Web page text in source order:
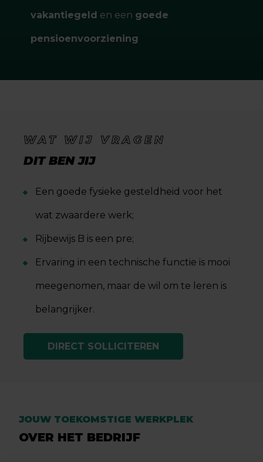
vakantiegeld en een goede
pensioenvoorziening
WAT WIJ VRAGEN
DIT BEN JIJ
Een goede fysieke gesteldheid voor het
wat zwaardere werk;
Rijbewijs B is een pre;
Ervaring in een technische functie is mooi
meegenomen, maar de wil om te leren is
belangrijker.
DIRECT SOLLICITEREN
JOUW TOEKOMSTIGE WERKPLEK
OVER HET BEDRIJF